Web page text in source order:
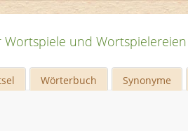
Wortspiele und Wortspielereien
Wörterbuch Synonyme